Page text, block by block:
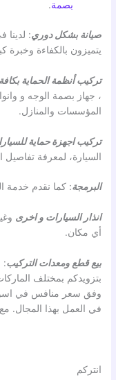
بصمة.
صيانة بشكل دوري: لدينا
يتميزون بالكفاءة وخبرة
تركيب أنظمة الحماية بكافة
، جهاز بصمة الوجه و
المؤسسات والمنازل.
تركيب اجهزة حماية
السيارة، لمعرفة
البرمجة: كما نقدم خدمة
انذار السيارات و اخرى
أي مكان.
بيع قطع ومعدات التركيب:
بتزويدكم بمختلف
وفق سعر منافس في
في العمل بهذا المجال.
انتركم